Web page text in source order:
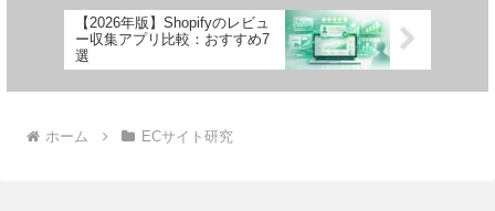
【2026年版】Shopifyのレビュ
ー収集アプリ比較：おすすめ7
選
ホーム ECサイト研究